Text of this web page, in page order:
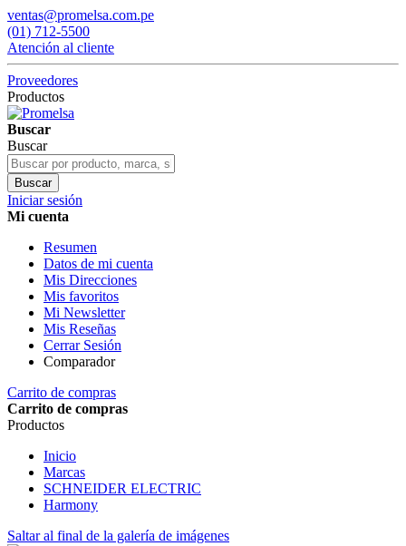
ventas@promelsa.com.pe
(01) 712-5500
Atención al cliente
Proveedores
Productos
Buscar
Buscar
Buscar
Iniciar sesión
Mi cuenta
Resumen
Datos de mi cuenta
Mis Direcciones
Mis favoritos
Mi Newsletter
Mis Reseñas
Cerrar Sesión
Comparador
Carrito de compras
Carrito de compras
Productos
Inicio
Marcas
SCHNEIDER ELECTRIC
Harmony
Saltar al final de la galería de imágenes